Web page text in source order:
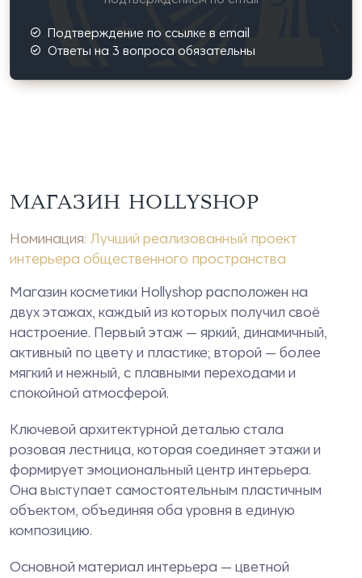
Подтверждение по ссылке в email
Ответы на 3 вопроса обязательны
МАГАЗИН HOLLYSHOP
Номинация: Лучший реализованный проект
интерьера общественного пространства
Магазин косметики Hollyshop расположен на
двух этажах, каждый из которых получил своё
настроение. Первый этаж — яркий, динамичный,
активный по цвету и пластике; второй — более
мягкий и нежный, с плавными переходами и
спокойной атмосферой.
Ключевой архитектурной деталью стала
розовая лестница, которая соединяет этажи и
формирует эмоциональный центр интерьера.
Она выступает самостоятельным пластичным
объектом, объединяя оба уровня в единую
композицию.
Основной материал интерьера — цветной